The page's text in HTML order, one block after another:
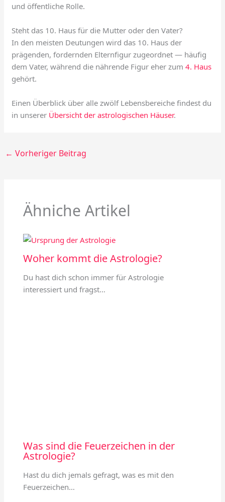
und öffentliche Rolle.
Steht das 10. Haus für die Mutter oder den Vater?
In den meisten Deutungen wird das 10. Haus der
prägenden, fordernden Elternfigur zugeordnet — häufig
dem Vater, während die nährende Figur eher zum4. Haus
gehört.
Einen Überblick über alle zwölf Lebensbereiche findest du
in unserer Übersicht der astrologischen Häuser.
← Vorheriger Beitrag
Ähniche Artikel
Woher kommt die Astrologie?
Du hast dich schon immer für Astrologie
interessiert und fragst…
Was sind die Feuerzeichen in der
Astrologie?
Hast du dich jemals gefragt, was es mit den
Feuerzeichen…